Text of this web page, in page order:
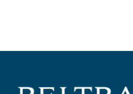
Parabrisas bajo ahumado